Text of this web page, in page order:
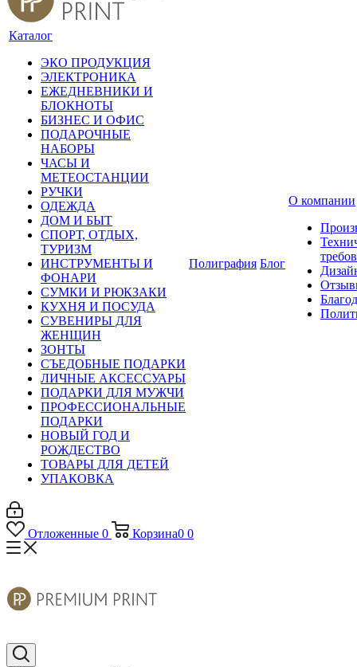
Каталог
ЭКО ПРОДУКЦИЯ
ЭЛЕКТРОНИКА
ЕЖЕДНЕВНИКИ И
БЛОКНОТЫ
БИЗНЕС И ОФИС
ПОДАРОЧНЫЕ
НАБОРЫ
ЧАСЫ И
МЕТЕОСТАНЦИИ
РУЧКИ
ОДЕЖДА
ДОМ И БЫТ
СПОРТ, ОТДЫХ,
ТУРИЗМ
ИНСТРУМЕНТЫ И
ФОНАРИ
СУМКИ И РЮКЗАКИ
КУХНЯ И ПОСУДА
СУВЕНИРЫ ДЛЯ
ЖЕНЩИН
ЗОНТЫ
СЪЕДОБНЫЕ ПОДАРКИ
ЛИЧНЫЕ АКСЕССУАРЫ
ПОДАРКИ ДЛЯ МУЖЧИ
ПРОФЕССИОНАЛЬНЫЕ
ПОДАРКИ
НОВЫЙ ГОД И
РОЖДЕСТВО
ТОВАРЫ ДЛЯ ДЕТЕЙ
УПАКОВКА
Полиграфия Блог
О компании
Отложенные 0 Корзина0 0